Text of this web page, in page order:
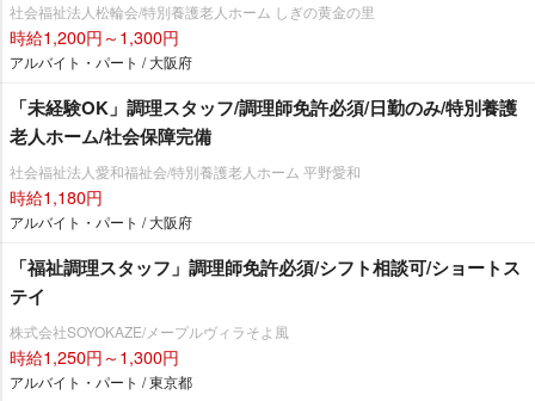
社会福祉法人松輪会/特別養護老人ホーム しぎの黄金の里
時給1,200円～1,300円
アルバイト・パート / 大阪府
「未経験OK」調理スタッフ/調理師免許必須/日勤のみ/特別養護
老人ホーム/社会保障完備
社会福祉法人愛和福祉会/特別養護老人ホーム 平野愛和
時給1,180円
アルバイト・パート / 大阪府
「福祉調理スタッフ」調理師免許必須/シフト相談可/ショートス
テイ
株式会社SOYOKAZE/メープルヴィラそよ風
時給1,250円～1,300円
アルバイト・パート / 東京都